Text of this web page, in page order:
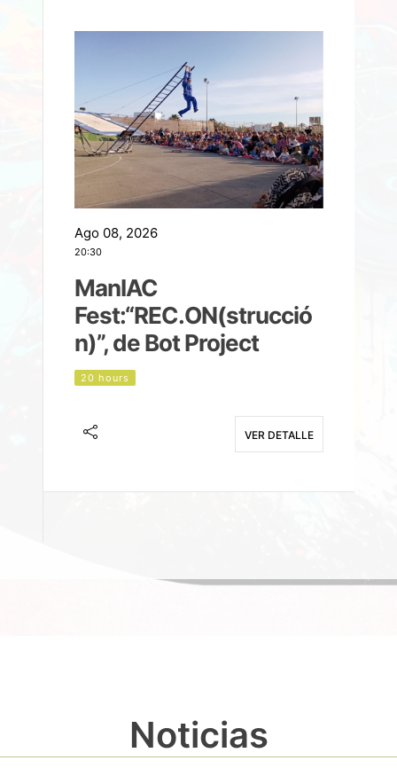
Ago 08, 2026
20:30
ManIAC
Fest:“REC.ON(strucció
n)”, de Bot Project
20 hours
VER DETALLE
Noticias